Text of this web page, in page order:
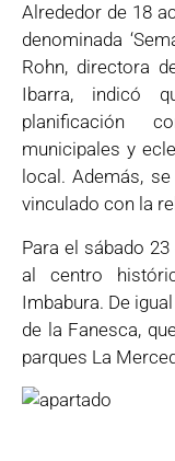
Alrededor de 18
denominada
Rohn, directora
Ibarra, indicó
planificación
municipales y
local. Además,
vinculado con la
Para el sábado
al centro
Imbabura. De
de la Fanesca,
parques La